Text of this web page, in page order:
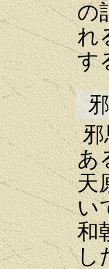
の
れ
す
邪
あ
天
い
和
し